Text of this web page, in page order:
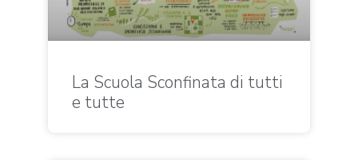
La Scuola Sconfinata di tutti
e tutte